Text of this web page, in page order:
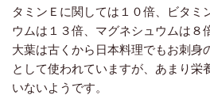
タミンＥに関しては１０倍、ビタミ
ウムは１３倍、マグネシュウムは８
大葉は古くから日本料理でもお刺身
として使われていますが、あまり栄
いないようです。